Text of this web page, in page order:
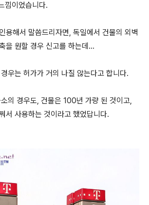
낌이었습니다.
용해서 말씀드리자면, 독일에서 건물의 외벽
을 원할 경우 신고를 하는데...
우는 허가가 거의 나질 않는다고 합니다.
의 경우도, 건물은 100년 가량 된 것이고,
서 사용하는 것이라고 했었답니다.